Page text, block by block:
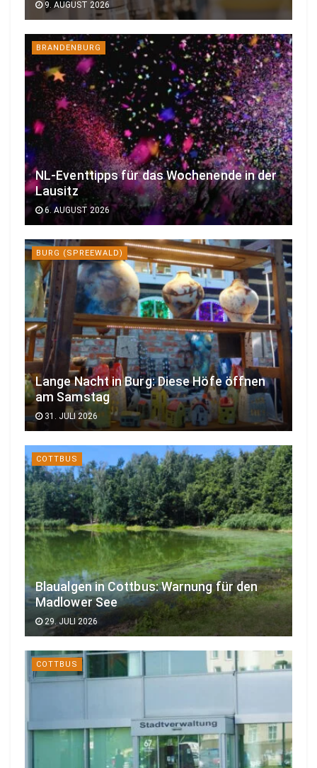
9. AUGUST 2026
BRANDENBURG
NL-Eventtipps für das Wochenende in der
Lausitz
6. AUGUST 2026
BURG (SPREEWALD)
Lange Nacht in Burg: Diese Höfe öffnen
am Samstag
31. JULI 2026
COTTBUS
Blaualgen in Cottbus: Warnung für den
Madlower See
29. JULI 2026
COTTBUS